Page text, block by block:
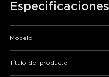
Especificaciones
Modelo
Título del producto